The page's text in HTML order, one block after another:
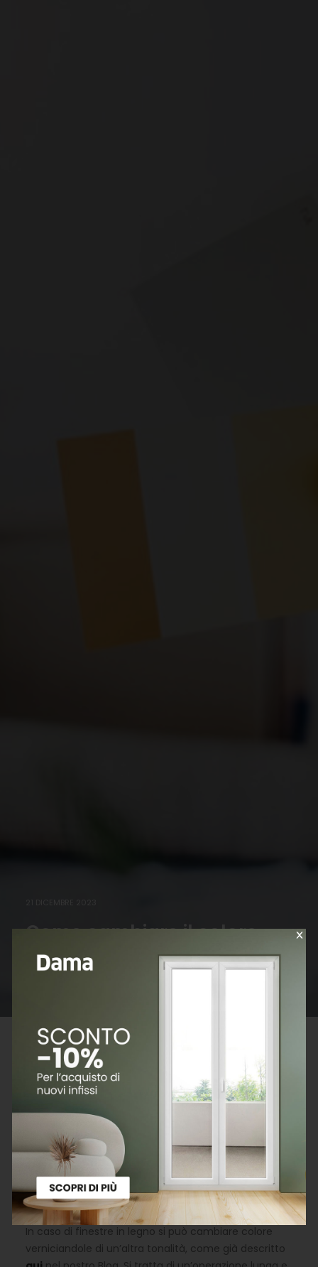
Come cambiare il colore
degli infissi
Le disposizioni riguardanti gli incentivi statali si riferiscono
alla data di pubblicazione dell’articolo.
Capita spesso di ritrovarsi ambienti cromaticamente
armonici in tutto, esclusa però la tonalità delle
finestre. Capiamo dunque come poter cambiare il
colore degli infissi per adeguarlo all’ambiente
domestico.
In caso di finestre in legno si può cambiare colore
verniciandole di un’altra tonalità, come già descritto